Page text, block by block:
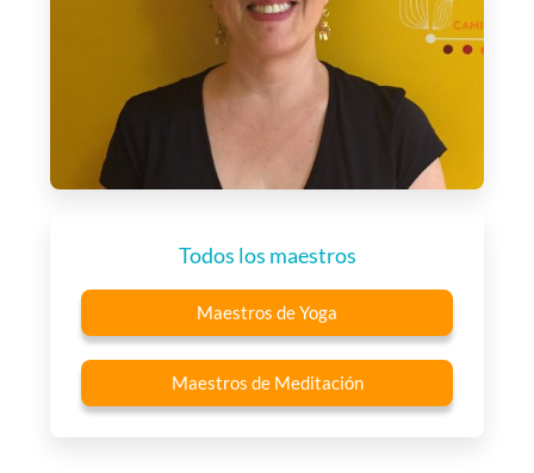
Todos los maestros
Maestros de Yoga
Maestros de Meditación